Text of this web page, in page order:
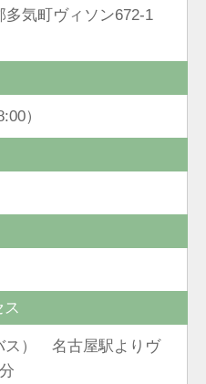
気町ヴィソン672‐1
）
ス） 名古屋駅よりヴ